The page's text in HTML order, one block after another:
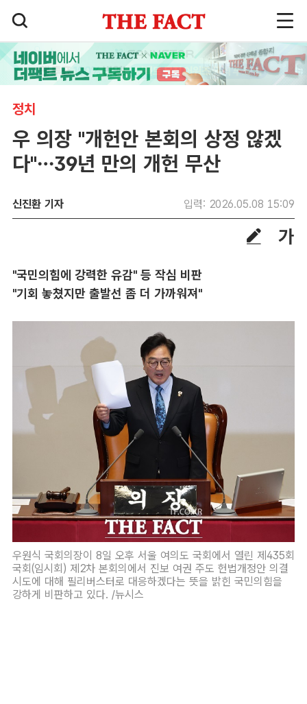
정치
우 의장 "개헌안 본회의 상정 않겠
다"…39년 만의 개헌 무산
신진환 기자 입력: 2026.05.08 15:09
"국민의힘에 강력한 유감" 등 작심 비판
"기회 놓쳤지만 출발선 좀 더 가까워져"
우원식 국회의장이 8일 오후 서울 여의도 국회에서 열린 제435회
국회(임시회) 제2차 본회의에서 진보 여권 주도 헌법개정안 의결
시도에 대해 필리버스터로 대응하겠다는 뜻을 밝힌 국민의힘을
강하게 비판하고 있다. /뉴시스